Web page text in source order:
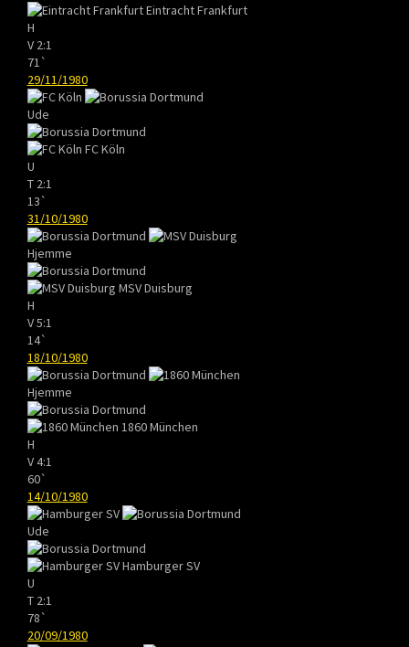
Eintracht Frankfurt
H
V 2:1
71`
29/11/1980
Ude
FC Köln
U
T 2:1
13`
31/10/1980
Hjemme
MSV Duisburg
H
V5:1
14`
18/10/1980
Hjemme
1860 München
H
V4:1
60`
14/10/1980
Ude
Hamburger SV
U
T 2:1
78`
20/09/1980